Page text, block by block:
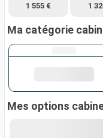
1 555 € 1
Ma catégorie
Mes options